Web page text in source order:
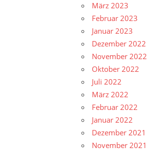
März 2023
Februar 2023
Januar 2023
Dezember 2022
November 2022
Oktober 2022
Juli 2022
März 2022
Februar 2022
Januar 2022
Dezember 2021
November 2021